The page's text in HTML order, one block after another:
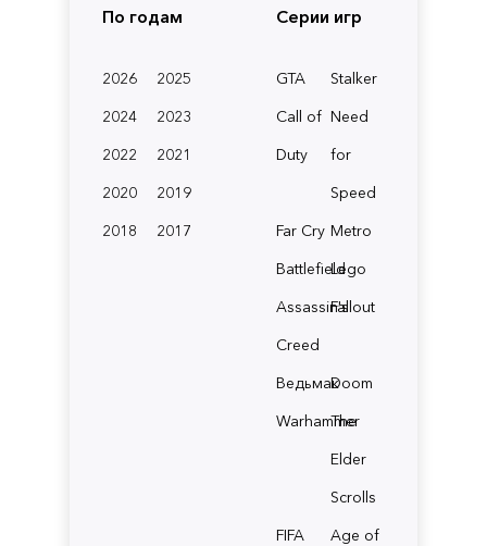
По годам
2026
2025
2024
2023
2022
2021
2020
2019
2018
2017
Серии игр
GTA
Stalker
Call of
Duty
Need
for
Speed
Far Cry Metro
BattlefieldLego
Assassin's
Creed
Fallout
ВедьмакDoom
Warhammer
The
Elder
Scrolls
FIFA
Age of